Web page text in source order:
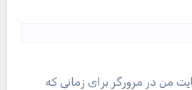
من در مرورگر برای زمانی که